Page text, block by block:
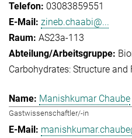
03083859551
zineb.chaabi@...
AS23a-113
Carbohydrates: Structure and
Manishkumar Chaube
Gastwissenschaftler/-in